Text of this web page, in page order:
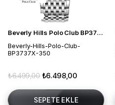
Beverly Hills Polo Club BP3737X.350 Kadın Kol Saati
Beverly-Hills-Polo-Club-
BP3737X-350
₺6.498,00
₺6.499,00
SEPETE EKLE